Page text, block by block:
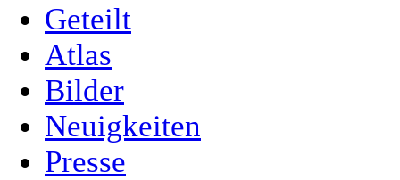
Geteilt
Atlas
Bilder
Neuigkeiten
Presse